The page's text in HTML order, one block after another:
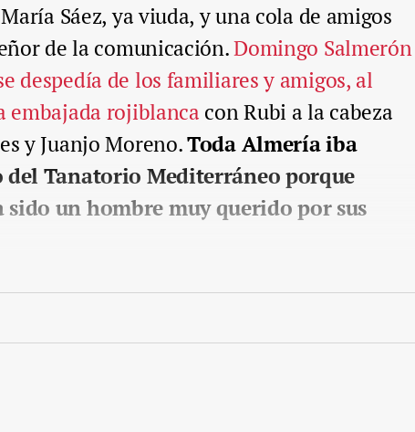
Sáez, ya viuda, y una cola de amigos
de la comunicación.Domingo Salmerón
despedía de los familiares y amigos, al
embajada rojiblanca con Rubi a la cabeza
y Juanjo Moreno.Toda Almería iba
Tanatorio Mediterráneo porque
un hombre muy querido por sus